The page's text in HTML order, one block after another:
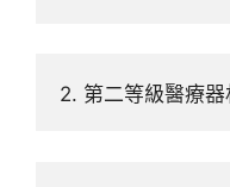
2. 第二等級醫療